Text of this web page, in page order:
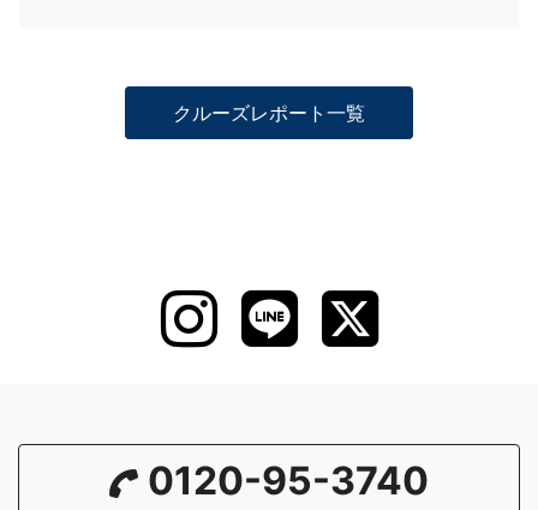
クルーズレポート一覧
0120-95-3740